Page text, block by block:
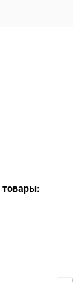
товары: